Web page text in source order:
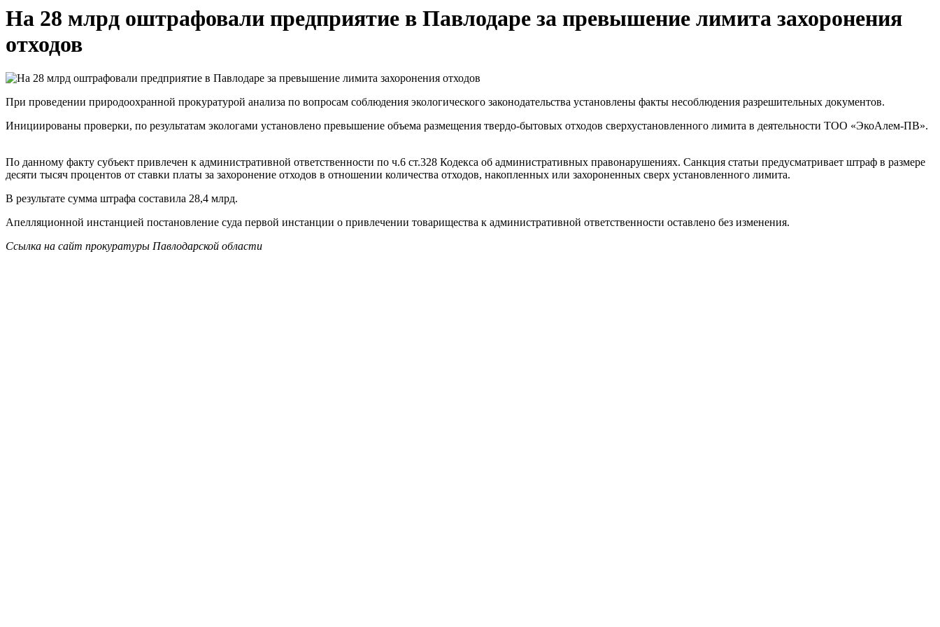
На 28 млрд оштрафовали предприятие в Павлодаре за превышение лимита захоронения
отходов
При проведении природоохранной прокуратурой анализа по вопросам соблюдения экологического законодательства установлены факты несоблюдения разрешительных документов.
Инициированы проверки, по результатам экологами установлено превышение объема размещения твердо-бытовых отходов сверхустановленного лимита в деятельности ТОО «ЭкоАлем-ПВ».
По данному факту субъект привлечен к административной ответственности по ч.6 ст.328 Кодекса об административных правонарушениях. Санкция статьи предусматривает штраф в размере
десяти тысяч процентов от ставки платы за захоронение отходов в отношении количества отходов, накопленных или захороненных сверх установленного лимита.
В результате сумма штрафа составила 28,4 млрд.
Апелляционной инстанцией постановление суда первой инстанции о привлечении товарищества к административной ответственности оставлено без изменения.
Ссылка на сайт прокуратуры Павлодарской области